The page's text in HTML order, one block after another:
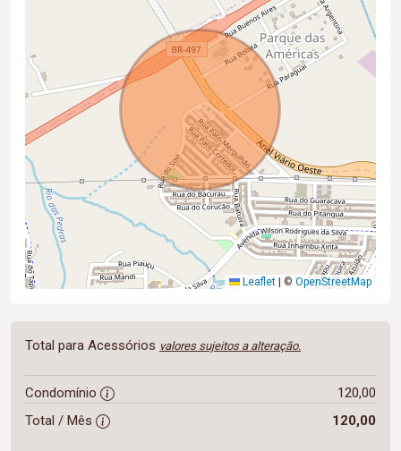
Leaflet © OpenStreetMap
Total para Acessórios valores sujeitos a alteração.
Condomínio
120,00
Total / Mês
120,00